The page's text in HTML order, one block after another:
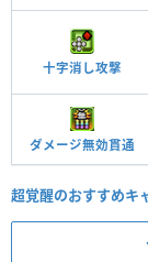
十字消し攻撃
ダメージ無効貫通
超覚醒のおすすめキ